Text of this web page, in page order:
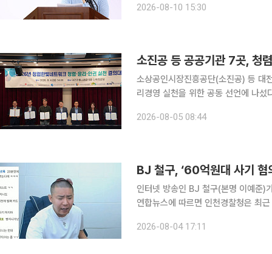
는 10일 마지막 정례브리핑에서 “23
2026-08-10 15:30
소진공 등 공공기관 7곳, 청
소상공인시장진흥공단(소진공) 등 대
리경영 실천을 위한 공동 선언에 나섰다고 5일 밝혔다. 소진공 등으
렴한빛네트워크에는 △소진공 △국
2026-08-05 08:44
BJ 철구, ‘60억원대 사기
인터넷 방송인 BJ 철구(본명 이예준)
연합뉴스에 따르면 인천경찰청은 최
방송했던 인터넷 방송인과 관련 법인
2026-08-04 17:11